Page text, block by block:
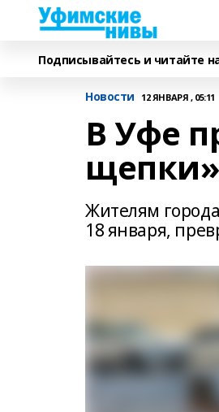
Подписывайтесь и читайте
Новости 12 ЯНВАРЯ , 05:11
В Уфе
щепки»
Жителям
18 января,